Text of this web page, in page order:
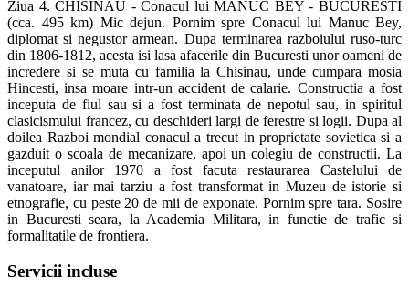
Ziua 4. CHISINAU - Conacul lui MANUC BEY - BUCURESTI
(cca. 495 km) Mic dejun. Pornim spre Conacul lui Manuc Bey,
diplomat si negustor armean. Dupa terminarea razboiului ruso-turc
din 1806-1812, acesta isi lasa afacerile din Bucuresti unor oameni de
incredere si se muta cu familia la Chisinau, unde cumpara mosia
Hincesti, insa moare intr-un accident de calarie. Constructia a fost
inceputa de fiul sau si a fost terminata de nepotul sau, in spiritul
clasicismului francez, cu deschideri largi de ferestre si logii. Dupa al
doilea Razboi mondial conacul a trecut in proprietate sovietica si a
gazduit o scoala de mecanizare, apoi un colegiu de constructii. La
inceputul anilor 1970 a fost facuta restaurarea Castelului de
vanatoare, iar mai tarziu a fost transformat in Muzeu de istorie si
etnografie, cu peste 20 de mii de exponate. Pornim spre tara. Sosire
in Bucuresti seara, la Academia Militara, in functie de trafic si
formalitatile de frontiera.
Servicii incluse